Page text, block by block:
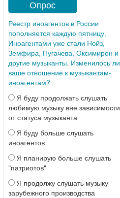
Опрос
Реестр иноагентов в России
пополняется каждую пятницу.
Иноагентами уже стали Нойз,
Земфира, Пугачева, Оксимирон и
другие музыканты. Изменилось ли
ваше отношение к музыкантам-
иноагентам?
Я буду продолжать слушать
любимую музыку вне зависимости
от статуса музыканта
Я буду больше слушать
иноагентов
Я планирую больше слушать
"патриотов"
Я продолжу слушать музыку
зарубежного производства